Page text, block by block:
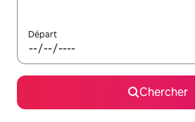
Départ
Chercher